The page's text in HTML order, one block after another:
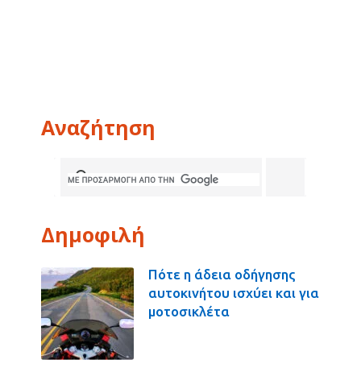
Αναζήτηση
Δημοφιλή
Πότε η άδεια οδήγησης
αυτοκινήτου ισχύει και για
μοτοσικλέτα